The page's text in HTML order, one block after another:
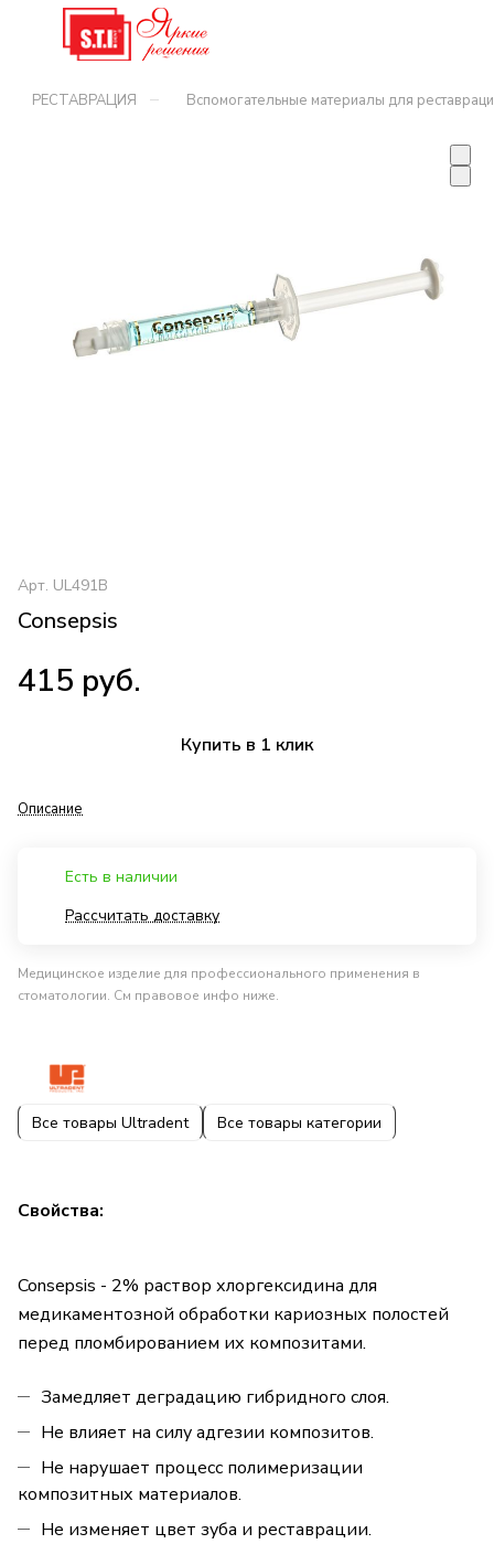
РЕСТАВРАЦИЯ – Вспомогательные материалы для
Арт. UL491B
Consepsis
415 руб.
Купить в 1 клик
Описание
Есть в наличии
Рассчитать доставку
Медицинское изделие для профессионального применения в
стоматологии. См правовое инфо ниже.
Все товары Ultradent Все товары категории
Свойства:
Consepsis - 2% раствор хлоргексидина для
медикаментозной обработки кариозных полостей
перед пломбированием их композитами.
Замедляет деградацию гибридного слоя.
Не влияет на силу адгезии композитов.
Не нарушает процесс полимеризации
композитных материалов.
Не изменяет цвет зуба и реставрации.